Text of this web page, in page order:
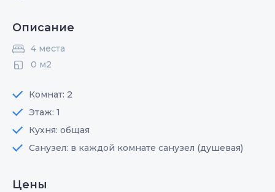
Описание
4 места
0 м2
Комнат: 2
Этаж: 1
Кухня: общая
Санузел: в каждой комнате санузел (душевая)
Цены